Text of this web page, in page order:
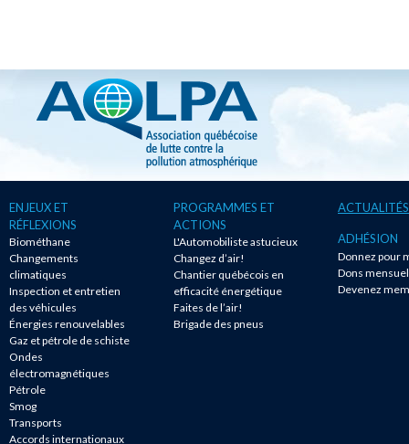
ENJEUX ET
RÉFLEXIONS
Biométhane
Changements
climatiques
Inspection et entretien
des véhicules
Énergies renouvelables
Gaz et pétrole de schiste
Ondes
électromagnétiques
Pétrole
Smog
Transports
Accords internationaux
PROGRAMMES ET
ACTIONS
L'Automobiliste astucieux
Changez d’air!
Chantier québécois en
efficacité énergétique
Faites de l’air!
Brigade des pneus
ACTUALITÉS
ADHÉSION
Donnez pour
Dons
Devenez